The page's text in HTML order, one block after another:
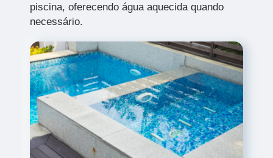
piscina, oferecendo água aquecida quando
necessário.